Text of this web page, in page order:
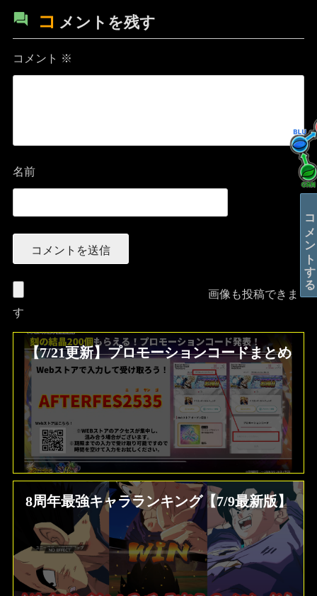
コ メントを残す
コメント ※
名前
画像も投稿できま
す
【7/21更新】プロモーションコードまとめ
8周年最強キャラランキング【7/9最新版】
コメントする